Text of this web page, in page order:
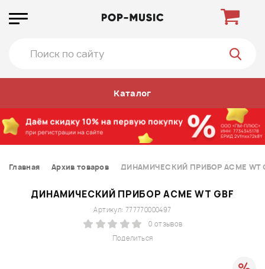
Каталог
Главная Архив товаров ДИНАМИЧЕСКИЙ ПРИБОР ACME WT
ДИНАМИЧЕСКИЙ ПРИБОР ACME WT GBF
Поделиться
Артикул: 777770000497
0 отзывов